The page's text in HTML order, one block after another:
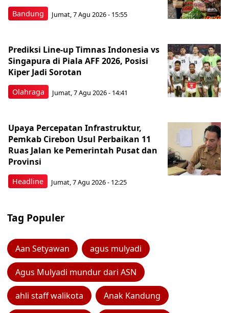
Bandung Jumat, 7 Agu 2026 - 15:55
Olahraga
Prediksi Line-up Timnas Indonesia vs
Singapura di Piala AFF 2026, Posisi
Kiper Jadi Sorotan
Jumat, 7 Agu 2026 - 14:41
Headline
Upaya Percepatan Infrastruktur,
Pemkab Cirebon Usul Perbaikan 11
Ruas Jalan ke Pemerintah Pusat dan
Provinsi
Jumat, 7 Agu 2026 - 12:25
Tag Populer
Aan Setyawan agus mulyadi
Agus Mulyadi mundur dari ASN
ahli staff walikota Anak Kandung